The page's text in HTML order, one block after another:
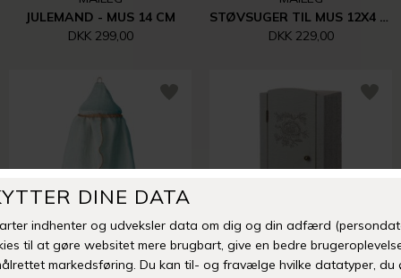
JULEMAND - MUS 14 CM
DKK 299,00
STØVSUGER TIL MUS 12X4 CM
DKK 229,00
MAILEG
MAILEG